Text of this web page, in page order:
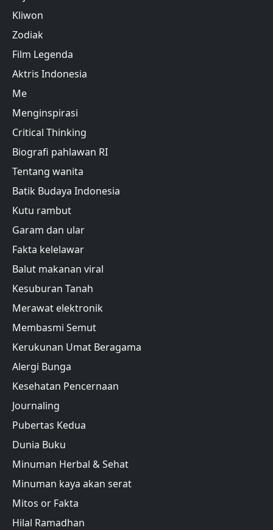
Kliwon
Zodiak
Film Legenda
Aktris Indonesia
Me
Menginspirasi
Critical Thinking
Biografi pahlawan RI
Tentang wanita
Batik Budaya Indonesia
Kutu rambut
Garam dan ular
Fakta kelelawar
Balut makanan viral
Kesuburan Tanah
Merawat elektronik
Membasmi Semut
Kerukunan Umat Beragama
Alergi Bunga
Kesehatan Pencernaan
Journaling
Pubertas Kedua
Dunia Buku
Minuman Herbal & Sehat
Minuman kaya akan serat
Mitos or Fakta
Hilal Ramadhan